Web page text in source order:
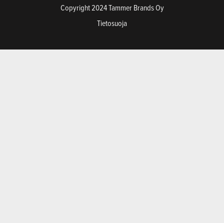
Copyright 2024 Tammer Brands Oy
Tietosuoja